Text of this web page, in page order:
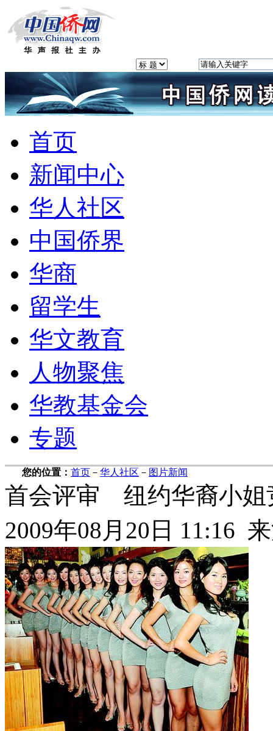
首页
新闻中心
华人社区
中国侨界
华商
留学生
华文教育
人物聚焦
华教基金会
专题
您的位置： 首页 － 华人社区 － 图片新闻
首会评审 纽约华裔小姐
2009年08月20日 11:16